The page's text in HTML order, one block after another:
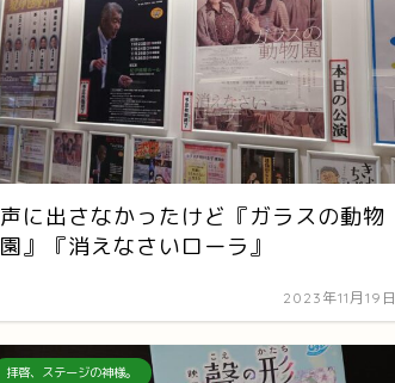
声に出さなかったけど『ガラスの動物
園』『消えなさいローラ』
2023年11月19日
拝啓、ステージの神様。